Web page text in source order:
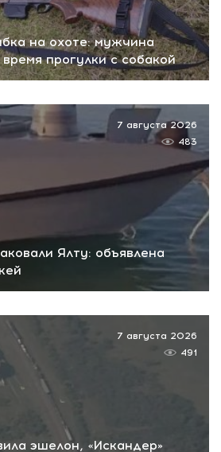
на охоте: мужчина
прогулки с собакой
Ялту: объявлена
7 августа 2026
483
эшелон, «Искандер»
7 августа 2026
491